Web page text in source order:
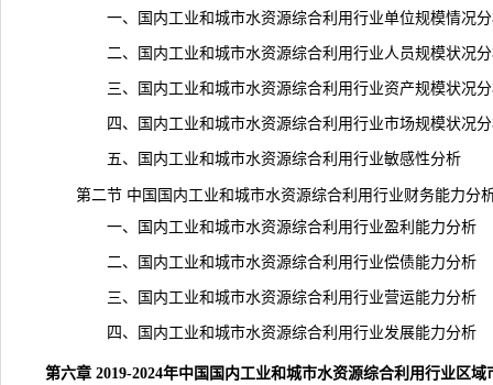
一、国内工业和城市水资源综合利用行业单位规模情况分
二、国内工业和城市水资源综合利用行业人员规模状况分
三、国内工业和城市水资源综合利用行业资产规模状况分
四、国内工业和城市水资源综合利用行业市场规模状况分
五、国内工业和城市水资源综合利用行业敏感性分析
第二节 中国国内工业和城市水资源综合利用行业财务能力分
一、国内工业和城市水资源综合利用行业盈利能力分析
二、国内工业和城市水资源综合利用行业偿债能力分析
三、国内工业和城市水资源综合利用行业营运能力分析
四、国内工业和城市水资源综合利用行业发展能力分析
第六章 2019-2024年中国国内工业和城市水资源综合利用行业区域